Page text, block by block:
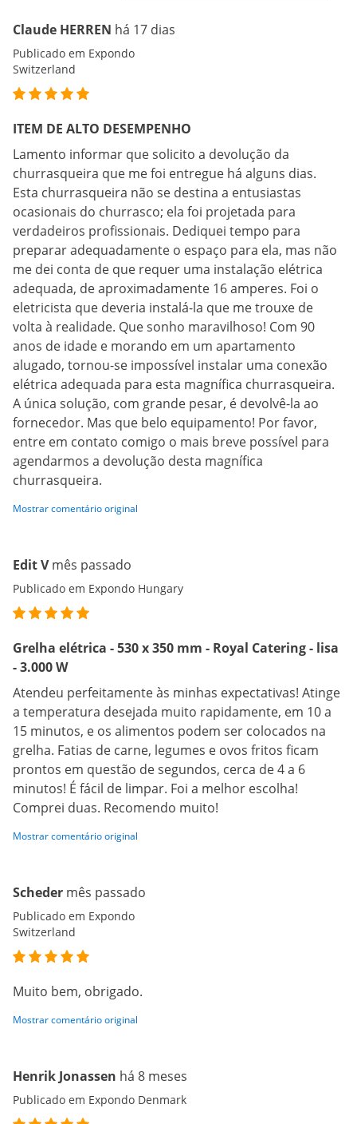
Claude HERREN há 17 dias
Publicado em Expondo
Switzerland
ITEM DE ALTO DESEMPENHO
Lamento informar que solicito a devolução da
churrasqueira que me foi entregue há alguns dias.
Esta churrasqueira não se destina a entusiastas
ocasionais do churrasco; ela foi projetada para
verdadeiros profissionais. Dediquei tempo para
preparar adequadamente o espaço para ela, mas não
me dei conta de que requer uma instalação elétrica
adequada, de aproximadamente 16 amperes. Foi o
eletricista que deveria instalá-la que me trouxe de
volta à realidade. Que sonho maravilhoso! Com 90
anos de idade e morando em um apartamento
alugado, tornou-se impossível instalar uma conexão
elétrica adequada para esta magnífica churrasqueira.
A única solução, com grande pesar, é devolvê-la ao
fornecedor. Mas que belo equipamento! Por favor,
entre em contato comigo o mais breve possível para
agendarmos a devolução desta magnífica
churrasqueira.
Mostrar comentário original
Edit V mês passado
Publicado em Expondo Hungary
Grelha elétrica - 530 x 350 mm - Royal Catering - lisa
- 3.000 W
Atendeu perfeitamente às minhas expectativas! Atinge
a temperatura desejada muito rapidamente, em 10 a
15 minutos, e os alimentos podem ser colocados na
grelha. Fatias de carne, legumes e ovos fritos ficam
prontos em questão de segundos, cerca de 4 a 6
minutos! É fácil de limpar. Foi a melhor escolha!
Comprei duas. Recomendo muito!
Mostrar comentário original
Scheder mês passado
Publicado em Expondo
Switzerland
Muito bem, obrigado.
Mostrar comentário original
Henrik Jonassen há 8 meses
Publicado em Expondo Denmark